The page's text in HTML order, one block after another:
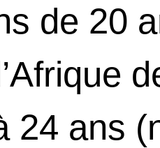
de 20
24 ans